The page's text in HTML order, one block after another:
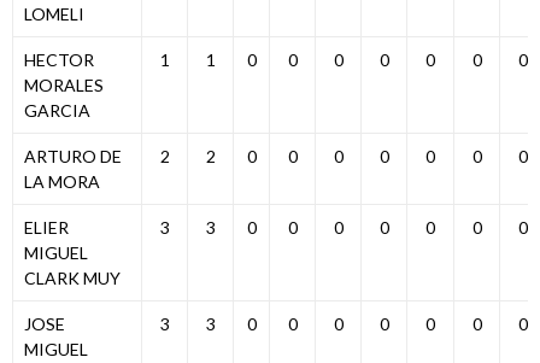
LOMELI
HECTOR
MORALES
GARCIA
1 1 0 0 0 0 0 0 0
ARTURO DE
LA MORA
2 2 0 0 0 0 0 0 0
ELIER
MIGUEL
CLARK MUY
3 3 0 0 0 0 0 0 0
JOSE
MIGUEL
3 3 0 0 0 0 0 0 0